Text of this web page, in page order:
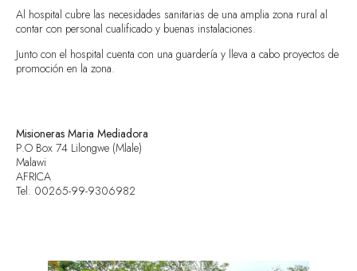
Al hospital cubre las necesidades sanitarias de una amplia zona rural al
contar con personal cualificado y buenas instalaciones.
Junto con el hospital cuenta con una guardería y lleva a cabo proyectos de
promoción en la zona.
Misioneras Maria Mediadora
P.O Box 74 Lilongwe (Mlale)
Malawi
AFRICA
Tel: 00265-99-9306982